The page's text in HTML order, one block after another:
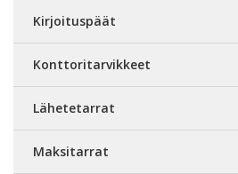
Kirjoituspäät
Konttoritarvikkeet
Lähetetarrat
Maksitarrat